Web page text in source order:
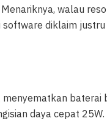
walau
diklaim
menyematkan baterai
daya cepat 25W.